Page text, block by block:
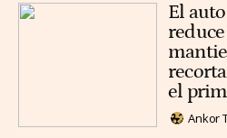
El
el
Ankor